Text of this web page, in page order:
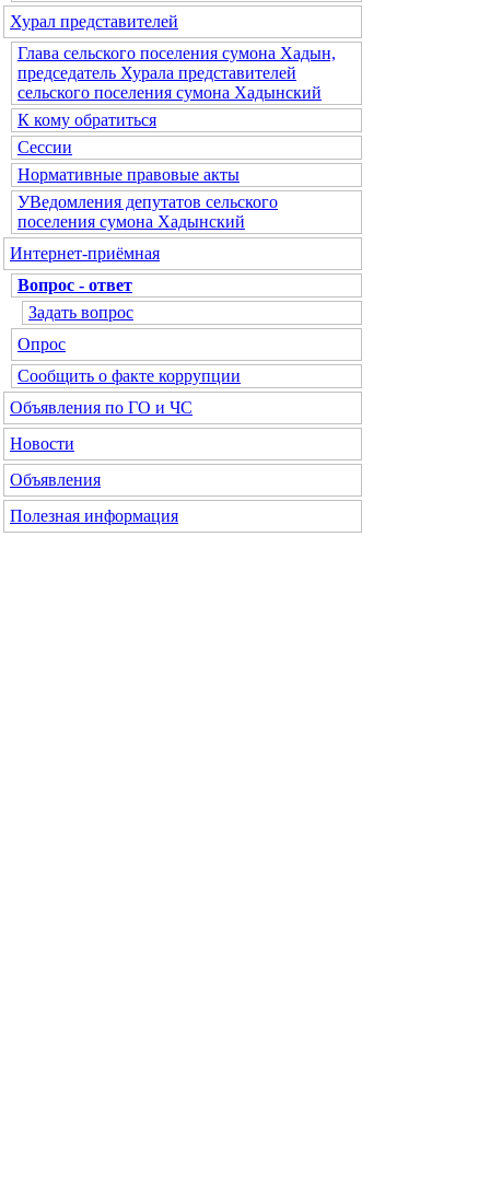
Хурал представителей
Глава сельского поселения сумона Хадын,
председатель Хурала представителей
сельского поселения сумона Хадынский
К кому обратиться
Сессии
Нормативные правовые акты
УВедомления депутатов сельского
поселения сумона Хадынский
Интернет-приёмная
Вопрос - ответ
Задать вопрос
Опрос
Сообщить о факте коррупции
Объявления по ГО и ЧС
Новости
Объявления
Полезная информация